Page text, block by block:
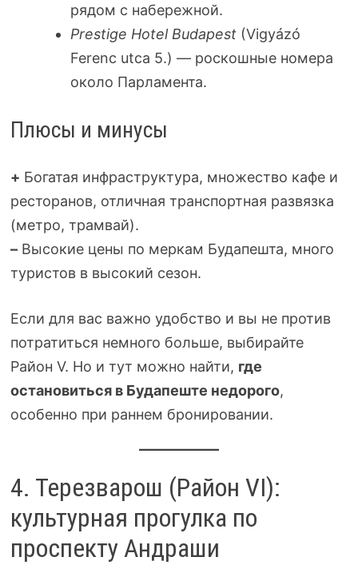
рядом с набережной.
Prestige Hotel Budapest(Vigyázó
Ferenc utca 5.) — роскошные номера
около Парламента.
Плюсы и минусы
+ Богатая инфраструктура, множество кафе и
ресторанов, отличная транспортная развязка
(метро, трамвай).
–Высокие цены по меркам Будапешта, много
туристов в высокий сезон.
Если для вас важно удобство и вы не против
потратиться немного больше, выбирайте
Район V. Но и тут можно найти, где
остановиться в Будапеште недорого,
особенно при раннем бронировании.
4. Терезварош (Район VI):
культурная прогулка по
проспекту Андраши